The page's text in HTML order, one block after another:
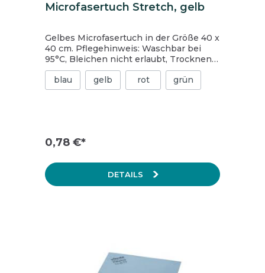
Microfasertuch Stretch, gelb
Gelbes Microfasertuch in der Größe 40 x
40 cm. Pflegehinweis: Waschbar bei
95°C, Bleichen nicht erlaubt, Trocknen
nur mit reduzierter Temperatur, nicht
bügeln, nicht chemisch reinigen.
blau gelb rot grün
0,78 €*
DETAILS